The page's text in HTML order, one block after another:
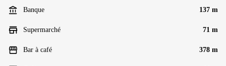
Banque 137 m
Supermarché 71 m
Bar à café 378 m